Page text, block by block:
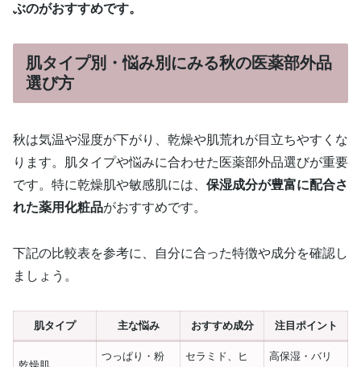
ぶのがおすすめです。
肌タイプ別・悩み別にみる秋の医薬部外品
選び方
秋は気温や湿度が下がり、乾燥や肌荒れが目立ちやすくな
ります。肌タイプや悩みに合わせた医薬部外品選びが重要
です。特に乾燥肌や敏感肌には、 保湿成分が豊富に配合さ
れた薬用化粧品がおすすめです。
下記の比較表を参考に、自分に合った特徴や成分を確認し
ましょう。
肌タイプ 主な悩み おすすめ成分 注目ポイント
つっぱり・粉 セラミド、ヒ 高保湿・バリ